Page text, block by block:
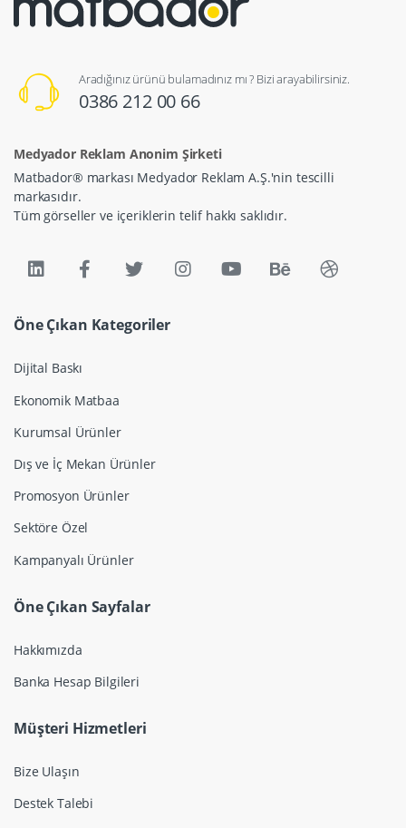
Aradığınız ürünü bulamadınız mı ? Bizi arayabilirsiniz.
0386 212 00 66
Medyador Reklam Anonim Şirketi
Matbador® markası Medyador Reklam A.Ş.'nin tescilli
markasıdır.
Tüm görseller ve içeriklerin telif hakkı saklıdır.
Öne Çıkan Kategoriler
Dijital Baskı
Ekonomik Matbaa
Kurumsal Ürünler
Dış ve İç Mekan Ürünler
Promosyon Ürünler
Sektöre Özel
Kampanyalı Ürünler
Öne Çıkan Sayfalar
Hakkımızda
Banka Hesap Bilgileri
Müşteri Hizmetleri
Bize Ulaşın
Destek Talebi